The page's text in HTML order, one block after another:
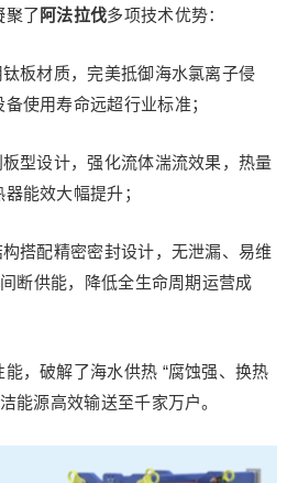
聚了 阿法拉伐多项技术优势：
板材质，完美抵御海水氯离子侵
使用寿命远超行业标准；
型设计，强化流体湍流效果，热量
能效大幅提升；
搭配精密密封设计，无泄漏、易维
断供能，降低全生命周期运营成
能，破解了海水供热 “腐蚀强、换热
能源高效输送至千家万户。